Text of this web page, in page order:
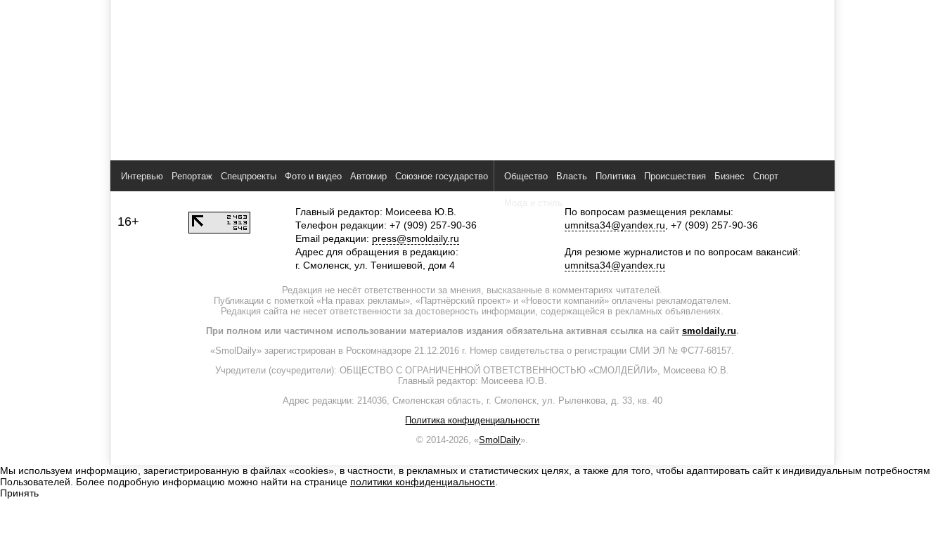
Интервью Репортаж Спецпроекты Фото и видео Автомир Союзное государство Общество Власть Политика Происшествия Бизнес Спорт
16+
Главный редактор: Моисеева Ю.В.
Телефон редакции: +7 (909) 257-90-36
Email редакции: press@smoldaily.ru
Адрес для обращения в редакцию:
г. Смоленск, ул. Тенишевой, дом 4
По вопросам размещения рекламы:
umnitsa34@yandex.ru , +7 (909) 257-90-36
Для резюме журналистов и по вопросам вакансий:
umnitsa34@yandex.ru
Редакция не несёт ответственности за мнения, высказанные в комментариях читателей.
Публикации с пометкой «На правах рекламы», «Партнёрский проект» и «Новости компаний» оплачены рекламодателем.
Редакция сайта не несет ответственности за достоверность информации, содержащейся в рекламных объявлениях.
При полном или частичном использовании материалов издания обязательна активная ссылка на сайт smoldaily.ru.
«SmolDaily» зарегистрирован в Роскомнадзоре 21.12.2016 г. Номер свидетельства о регистрации СМИ ЭЛ № ФС77-68157.
Учредители (соучредители): ОБЩЕСТВО С ОГРАНИЧЕННОЙ ОТВЕТСТВЕННОСТЬЮ «СМОЛДЕЙЛИ», Моисеева Ю.В.
Главный редактор: Моисеева Ю.В.
Адрес редакции: 214036, Смоленская область, г. Смоленск, ул. Рыленкова, д. 33, кв. 40
Политика конфиденциальности
© 2014-2026, «SmolDaily».
Мы используем информацию, зарегистрированную в файлах «cookies», в частности, в рекламных и статистических целях, а также для того, чтобы адаптировать сайт к индивидуальным потребностям
Пользователей. Более подробную информацию можно найти на странице политики конфиденциальности
Принять